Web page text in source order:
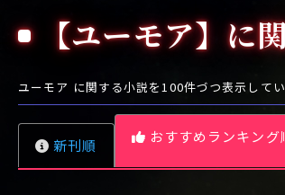
さ行
さ し す せ
そ
た つ て
と
に ぬ ね
の
は行
は ふ へ
ほ
サ行
サ ス
タ行
ナ行
ナ ニ ヌ
ハ行
ハ ヒ フ
【ユーモア】に
ユーモア に関する小説を100件づつ表示して
新刊順 おすすめランキング